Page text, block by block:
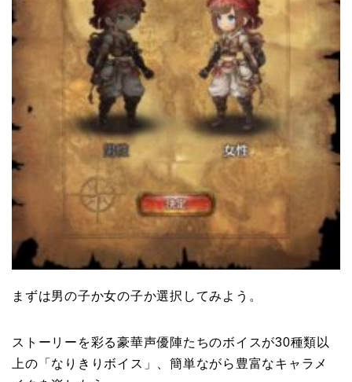
まずは男の子か女の子か選択してみよう。
ストーリーを彩る豪華声優陣たちのボイスが30種類以
上の「なりきりボイス」、簡単ながら豊富なキャラメ